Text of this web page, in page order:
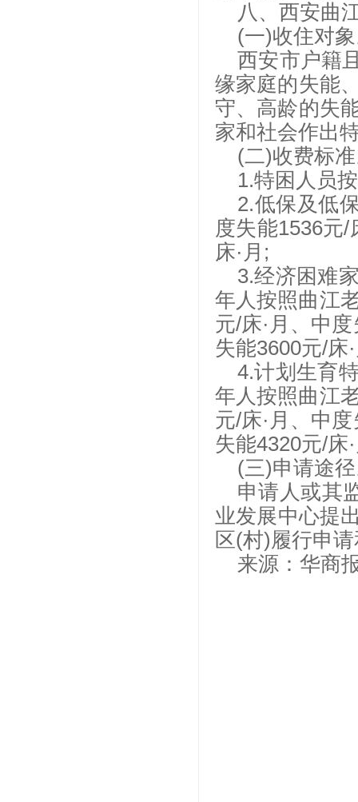
八、西安曲
(一)收住对
西安市户籍
缘家庭的失能
守、高龄的失
家和社会作出
(二)收费标
1.特困人员
2.低保及低
度失能1536元/
床·月;
3.经济困难
年人按照曲江
元/床·月、中
失能3600元/床
4.计划生育
年人按照曲江
元/床·月、中
失能4320元/床
(三)申请途
申请人或其
业发展中心提
区(村)履行申
来源：华商